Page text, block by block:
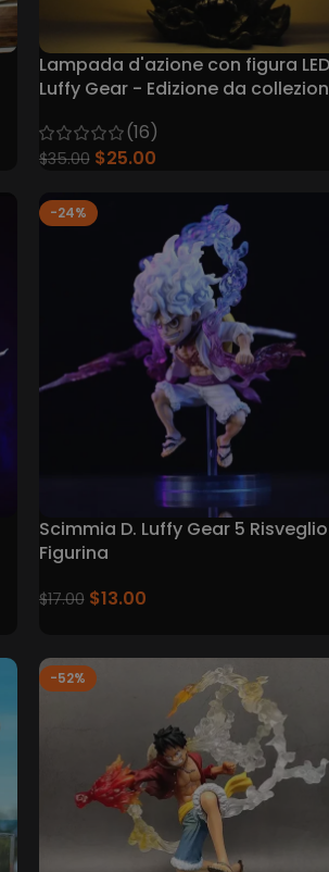
Lampada d'azione con figura LED
Luffy Gear - Edizione da
(16)
$35.00 $25.00
-24%
Scimmia D. Luffy Gear 5 Risveglio
Figurina
$17.00 $13.00
-52%